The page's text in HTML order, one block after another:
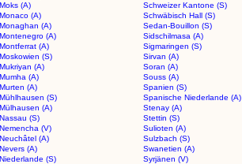
Moks (A)
Schweizer Kantone (S)
Monaco (A)
Schwäbisch Hall (S)
Monaghan (A)
Sedan-Bouillon (S)
Montenegro (A)
Sidschilmasa (A)
Montferrat (A)
Sigmaringen (S)
Moskowien (S)
Sirvan (A)
Mukriyan (A)
Soran (A)
Mumha (A)
Souss (A)
Murten (A)
Spanien (S)
Mühlhausen (S)
Spanische Niederlande (A)
Mülhausen (A)
Stenay (A)
Nassau (S)
Stettin (S)
Nemencha (V)
Sulioten (A)
Neuchâtel (A)
Sulzbach (S)
Nevers (A)
Swanetien (A)
Niederlande (S)
Syrjänen (V)